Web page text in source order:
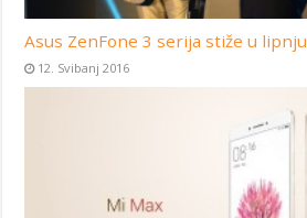
Asus ZenFone 3 serija stiže u lipnju
12. Svibanj 2016